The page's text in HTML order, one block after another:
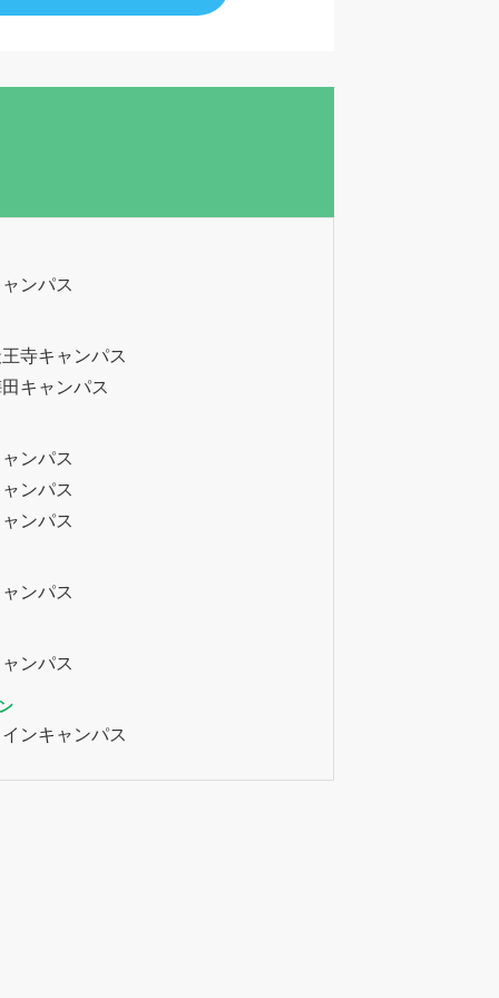
ンパス
寺キャンパス
キャンパス
ンパス
ンパス
ンパス
ンパス
ンパス
ンキャンパス